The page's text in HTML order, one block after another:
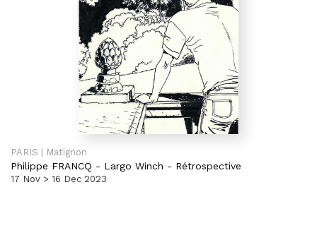
PARIS | Matignon
Philippe FRANCQ - Largo Winch - Rétrospective
17 Nov > 16 Dec 2023